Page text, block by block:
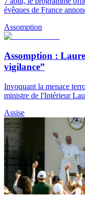
évêques de France
Assomption
Assomption :
vigilance”
Invoquant la menace
ministre de l'Intérieur
Assise